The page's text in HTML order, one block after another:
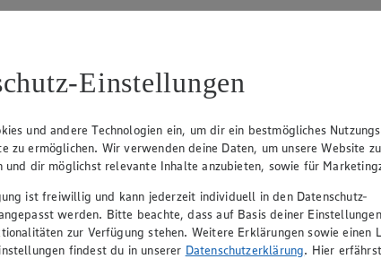
Einstellungen
und andere Technologien ein, um dir ein bestmögliches
zu ermöglichen. Wir verwenden deine Daten, um unsere Website zu
und dir möglichst relevante Inhalte anzubieten, sowie für
ist freiwillig und kann jederzeit individuell in den Datenschutz-
werden. Bitte beachte, dass auf Basis deiner
zur Verfügung stehen. Weitere Erklärungen sowie einen
findest du in unserer Datenschutzerklärung. Hier